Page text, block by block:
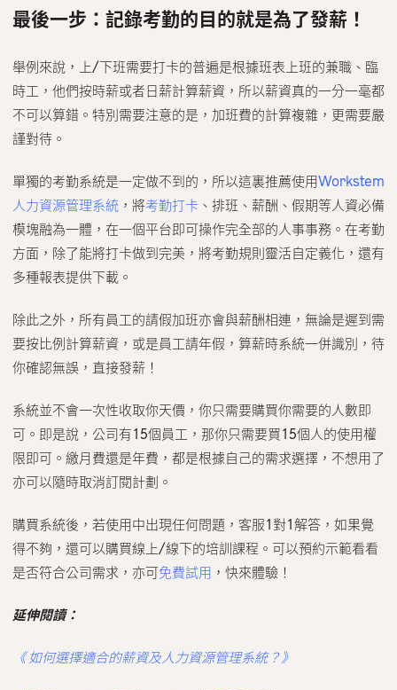
最後一步：記錄考勤的目的就是為了發薪！
舉例來說，上/下班需要打卡的普遍是根據班表上班的兼職、臨
時工，他們按時薪或者日薪計算薪資，所以薪資真的一分一毫都
不可以算錯。特別需要注意的是，加班費的計算複雜，更需要嚴
謹對待。
單獨的考勤系統是一定做不到的，所以這裏推薦使用Workstem
人力資源管理系統 ，將考勤打卡 、排班、薪酬、假期等人資必備
模塊融為一體，在一個平台即可操作完全部的人事事務。在考勤
方面，除了能將打卡做到完美，將考勤規則靈活自定義化，還有
多種報表提供下載。
除此之外，所有員工的請假加班亦會與薪酬相連，無論是遲到需
要按比例計算薪資，或是員工請年假，算薪時系統一併識別，待
你確認無誤，直接發薪！
系統並不會一次性收取你天價，你只需要購買你需要的人數即
可。即是說，公司有15個員工，那你只需要買15個人的使用權
限即可。繳月費還是年費，都是根據自己的需求選擇，不想用了
亦可以隨時取消訂閱計劃。
購買系統後，若使用中出現任何問題，客服1對1解答，如果覺
得不夠，還可以購買線上/線下的培訓課程。可以預約示範看看
是否符合公司需求，亦可免費試用 ，快來體驗！
延伸閱讀：
《 如何選擇適合的薪資及人力資源管理系統？》